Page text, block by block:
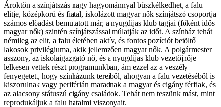
Ároktőn a színjátszás nagy hagyománnyal büszkélkedhet, a falu
elitje, középkorú és fiatal, iskolázott magyar nők színjátszó csoportja
számos előadást bemutatott már, a nyugdijas klub tagjai (főként idős
magyar nők) szintén színjátszással múlatják az időt. A színház tehát
némileg az elit, a falu életében aktív, és fontos pozíciót betöltő
lakosok privilégiuma, akik jellemzően magyar nők. A polgármester
asszony, az iskolaigazgató nő, és a nyugdijas klub vezetőjnője
lelkesen vettek részt programunkban, ám ezzel az a veszély
fenyegetett, hogy színházunk tereiből, ahogyan a falu vezetéséből is
kiszorulnak vagy periférián maradnak a magyar és cigány férfiak, és
az alacsony státuszú cigány családok. Tehát nem teszünk mást, mint
reprodukáljuk a falu hatalmi viszonyait.